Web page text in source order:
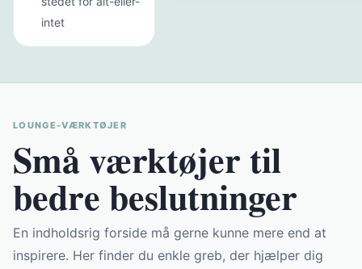
intet
LOUNGE-VÆRKTØJER
Små værktøjer til
bedre beslutninger
En indholdsrig forside må gerne kunne mere end at
inspirere. Her finder du enkle greb, der hjælper dig